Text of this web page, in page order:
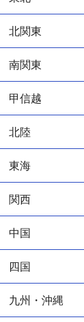
北関東
南関東
甲信越
北陸
東海
関西
中国
四国
九州・沖縄